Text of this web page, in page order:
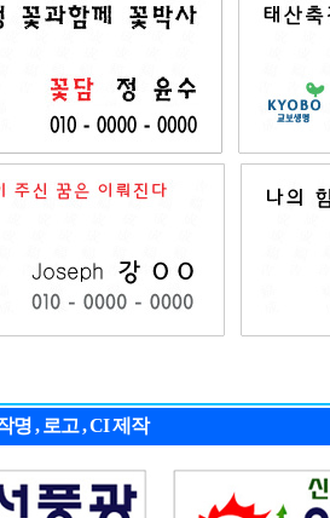
명 , 로고 , CI 제작